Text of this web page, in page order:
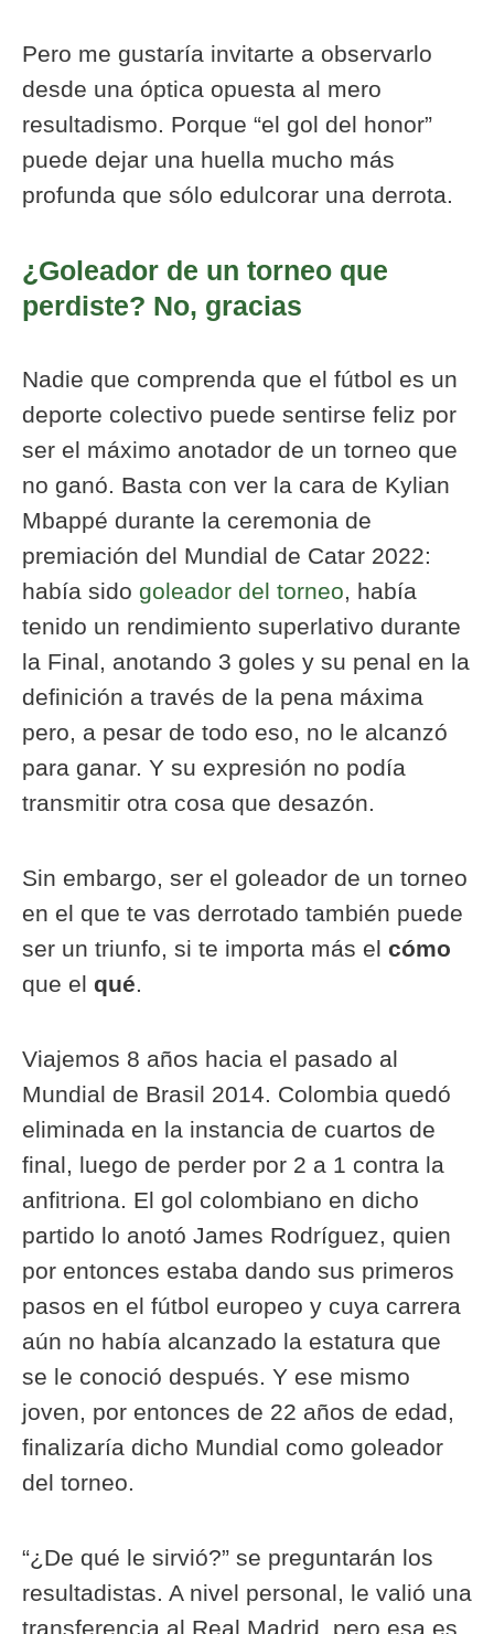
Pero me gustaría invitarte a observarlo
desde una óptica opuesta al mero
resultadismo. Porque “el gol del honor”
puede dejar una huella mucho más
profunda que sólo edulcorar una derrota.
¿Goleador de un torneo que
perdiste? No, gracias
Nadie que comprenda que el fútbol es un
deporte colectivo puede sentirse feliz por
ser el máximo anotador de un torneo que
no ganó. Basta con ver la cara de Kylian
Mbappé durante la ceremonia de
premiación del Mundial de Catar 2022:
había sido goleador del torneo, había
tenido un rendimiento superlativo durante
la Final, anotando 3 goles y su penal en la
definición a través de la pena máxima
pero, a pesar de todo eso, no le alcanzó
para ganar. Y su expresión no podía
transmitir otra cosa que desazón.
Sin embargo, ser el goleador de un torneo
en el que te vas derrotado también puede
ser un triunfo, si te importa más el cómo
que el qué.
Viajemos 8 años hacia el pasado al
Mundial de Brasil 2014. Colombia quedó
eliminada en la instancia de cuartos de
final, luego de perder por 2 a 1 contra la
anfitriona. El gol colombiano en dicho
partido lo anotó James Rodríguez, quien
por entonces estaba dando sus primeros
pasos en el fútbol europeo y cuya carrera
aún no había alcanzado la estatura que
se le conoció después. Y ese mismo
joven, por entonces de 22 años de edad,
finalizaría dicho Mundial como goleador
del torneo.
“¿De qué le sirvió?” se preguntarán los
resultadistas. A nivel personal, le valió una
transferencia al Real Madrid, pero esa es